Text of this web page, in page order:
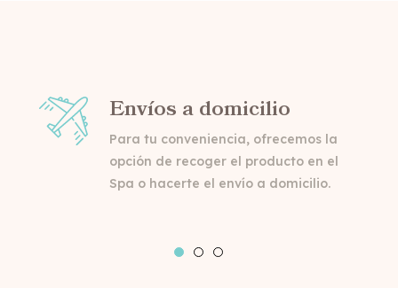
Envíos a domicilio
Para tu conveniencia, ofrecemos la
opción de recoger el producto en el
Spa o hacerte el envío a domicilio.